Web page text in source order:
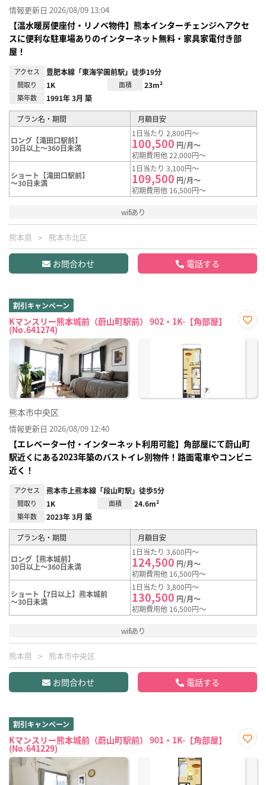
情報更新日 2026/08/09 13:04
【温水暖房便座付・リノベ物件】熊本インターチェンジへアクセ
スに便利な駐車場ありのインターネット無料・家具家電付き部
屋！
アクセス 豊肥本線「東海学園前駅」徒歩19分
間取り 1K 面積 23m²
築年数 1991年 3月 築
プラン名・期間 月額目安
ロング【滝田口駅前】
30日以上～360日未満
1日当たり 2,800円～
100,500 円/月～
初期費用他 22,000円～
ショート【滝田口駅前】
～30日未満
1日当たり 3,100円～
109,500 円/月～
初期費用他 16,500円～
wifiあり
熊本県 熊本市北区
お問合わせ 電話する
割引キャンペーン
Kマンスリー熊本城前（蔚山町駅前） 902・1K-【角部屋】
(No.641274)
に入
熊本市中央区
情報更新日 2026/08/09 12:40
【エレベーター付・インターネット利用可能】角部屋にて蔚山町
駅近くにある2023年築のバストイレ別物件！路面電車やコンビニ
近く！
アクセス 熊本市上熊本線「段山町駅」徒歩5分
間取り 1K 面積 24.6m²
築年数 2023年 3月 築
プラン名・期間 月額目安
ロング【熊本城前】
30日以上～360日未満
1日当たり 3,600円～
124,500 円/月～
初期費用他 16,500円～
ショート【7日以上】熊本城前
～30日未満
1日当たり 3,800円～
130,500 円/月～
初期費用他 16,500円～
wifiあり
熊本県 熊本市中央区
お問合わせ 電話する
割引キャンペーン
Kマンスリー熊本城前（蔚山町駅前） 901・1K-【角部屋】
(No.641229)
に入